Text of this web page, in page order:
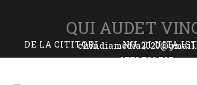
QUI AUDET
0770.726.797
DE LA CITITORI NU-ȚI UITA